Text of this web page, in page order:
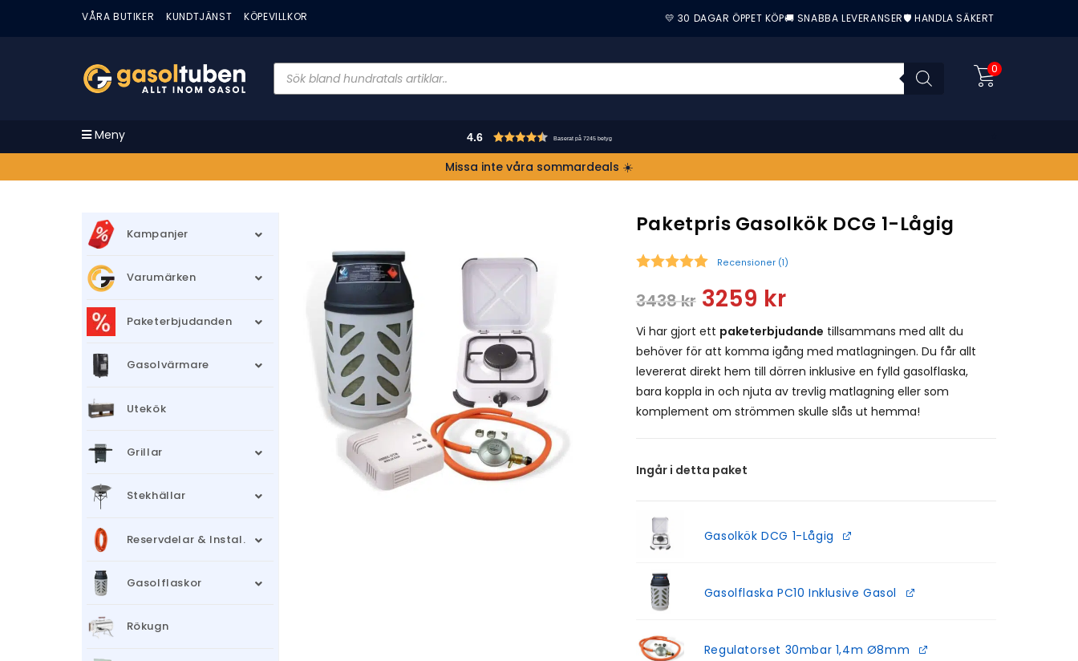
VÅRA BUTIKER KUNDTJÄNST KÖPEVILLKOR 💛 30 DAGAR ÖPPET KÖP🚚 SNABBA LEVERANSER🛡️ HANDLA SÄKERT
0
Meny 4.6 Baserat på 7245 betyg
Missa inte våra sommardeals ☀️
Paketpris Gasolkök DCG 1-Lågig
Recensioner (1)
3438kr 3259 kr
Vi har gjort ett paketerbjudande tillsammans med allt du
behöver för att komma igång med matlagningen. Du får allt
levererat direkt hem till dörren inklusive en fylld gasolflaska,
bara koppla in och njuta av trevlig matlagning eller som
komplement om strömmen skulle slås ut hemma!
Ingår i detta paket
Gasolkök DCG 1-Lågig
Gasolflaska PC10 Inklusive Gasol
Regulatorset 30mbar 1,4m Ø8mm
Kampanjer
Varumärken
Paketerbjudanden
Gasolvärmare
Utekök
Grillar
Stekhällar
Reservdelar & Instal.
Gasolflaskor
Rökugn